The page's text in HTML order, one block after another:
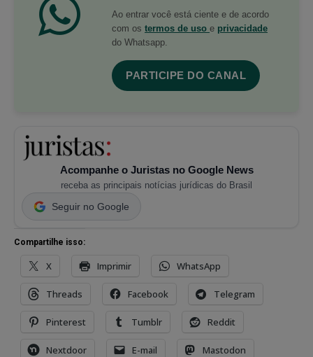
Ao entrar você está ciente e de acordo
com os termos de uso e privacidade
do Whatsapp.
PARTICIPE DO CANAL
Acompanhe o Juristas no Google News
receba as principais notícias jurídicas do Brasil
Seguir no Google
Compartilhe isso:
X Imprimir WhatsApp
Threads Facebook Telegram
Pinterest Tumblr Reddit
Nextdoor E-mail Mastodon